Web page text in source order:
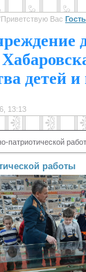
Приветствую Вас Гость
детей
13:13
патриотической
работы